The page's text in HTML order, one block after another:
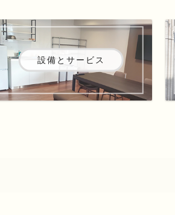
設備とサービス